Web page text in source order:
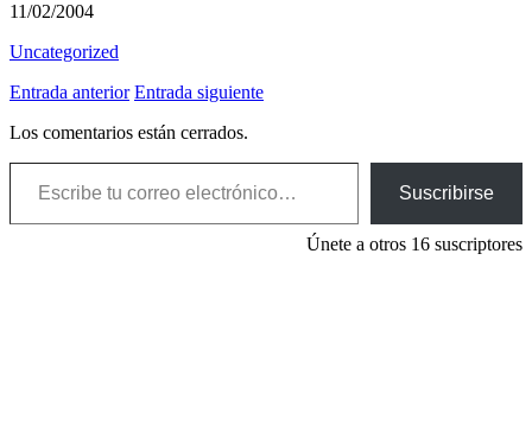
11/02/2004
Uncategorized
Entrada anterior Entrada siguiente
Los comentarios están cerrados.
Escribe tu correo electrónico…
Suscribirse
Únete a otros 16 suscriptores